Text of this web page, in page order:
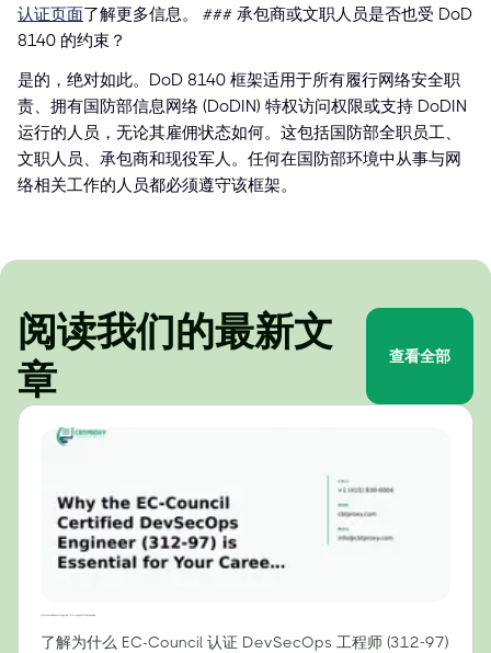
认证页面了解更多信息。 ### 承包商或文职人员是否也受 DoD
8140 的约束？
是的，绝对如此。DoD 8140 框架适用于所有履行网络安全职
责、拥有国防部信息网络 (DoDIN) 特权访问权限或支持 DoDIN
运行的人员，无论其雇佣状态如何。这包括国防部全职员工、
文职人员、承包商和现役军人。任何在国防部环境中从事与网
络相关工作的人员都必须遵守该框架。
阅读我们的最新文
章
查看全部
了解为什么 EC-Council 认证 DevSecOps 工程师 (312-97)